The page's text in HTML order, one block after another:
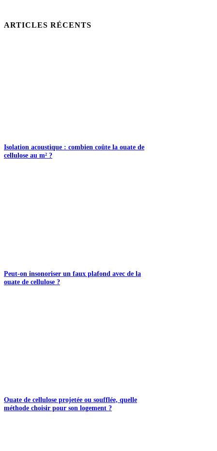
ARTICLES RÉCENTS
Isolation acoustique : combien coûte la ouate de
cellulose au m² ?
Peut-on insonoriser un faux plafond avec de la
ouate de cellulose ?
Ouate de cellulose projetée ou soufflée, quelle
méthode choisir pour son logement ?